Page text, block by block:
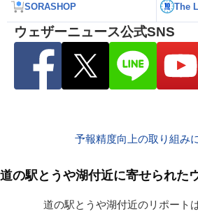
SORASHOP The
ウェザーニュース公式SNS
予報精度向上の取り組み
道の駅とうや湖付近に寄せられた
道の駅とうや湖付近のリポート